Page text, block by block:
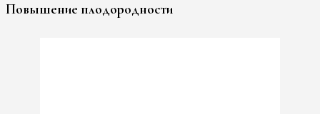
Повышение плодородности